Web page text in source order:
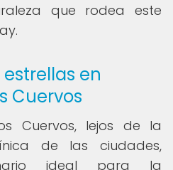
que rodea este
en
Cuervos
Cuervos, lejos de la
de las ciudades,
ideal para la